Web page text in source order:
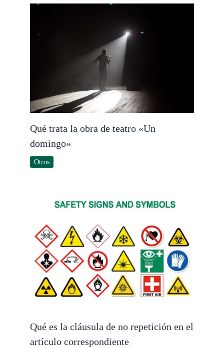
Qué trata la obra de teatro «Un
domingo»
Otros
Qué es la cláusula de no repetición en el
artículo correspondiente